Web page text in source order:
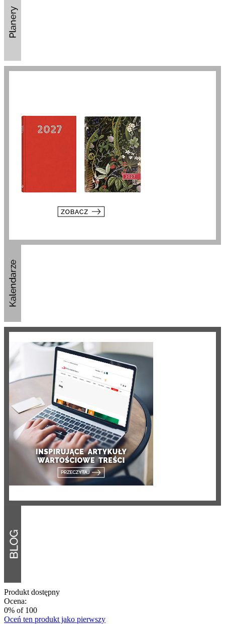
Produkt dostępny
Ocena:
0% of 100
Oceń ten produkt jako pierwszy